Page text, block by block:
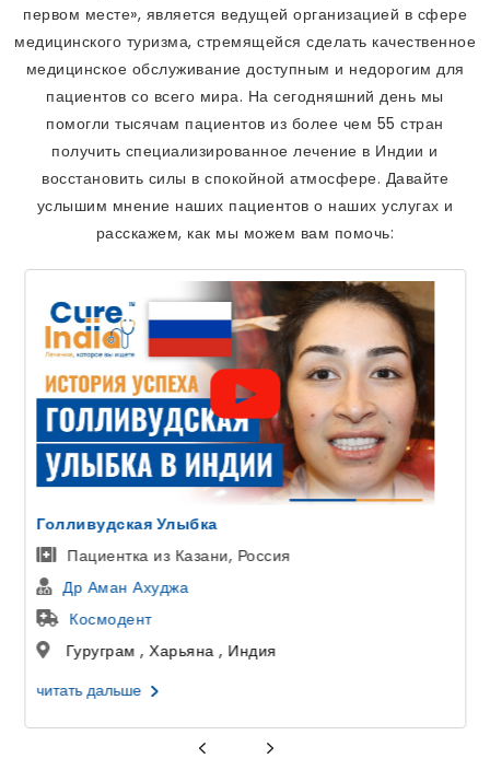
первом месте», является ведущей организацией в сфере
медицинского туризма, стремящейся сделать качественное
медицинское обслуживание доступным и недорогим для
пациентов со всего мира. На сегодняшний день мы
помогли тысячам пациентов из более чем 55 стран
получить специализированное лечение в Индии и
восстановить силы в спокойной атмосфере. Давайте
услышим мнение наших пациентов о наших услугах и
расскажем, как мы можем вам помочь:
ЭКО
Лечение Эко У Женщин в Индии
Др Астха Гупта
Дели Центр ЭКО и фертильности
Дели , Дели , Индия
читать дальше